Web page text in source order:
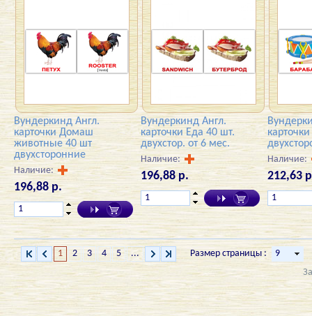
Вундеркинд Англ.
карточки Домаш
животные 40 шт
двухсторонние
Наличие:
196,88 р.
Вундеркинд Англ.
карточки Еда 40 шт.
двухстор. от 6 мес.
Наличие:
196,88 р.
Наличие:
212,63
1 2 3 4 5 ...
Размер страницы :